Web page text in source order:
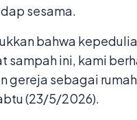
sesama.​
bahwa
sampah ini, kami
gereja sebagai
(23/5/2026).